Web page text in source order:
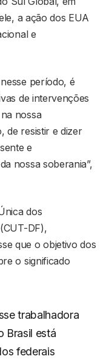
a ação dos EUA
e
período, é
de intervenções
nossa
de resistir e dizer
e
nossa soberania”,
dos
DF),
que o objetivo dos
o significado
trabalhadora
Brasil está
federais